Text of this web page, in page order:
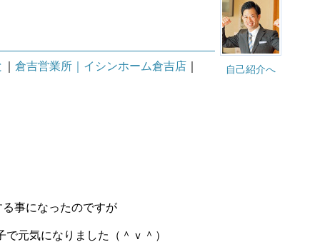
自己紹介へ
倉吉営業所｜イシンホーム倉吉店
事になったのですが
元気になりました（＾ｖ＾）